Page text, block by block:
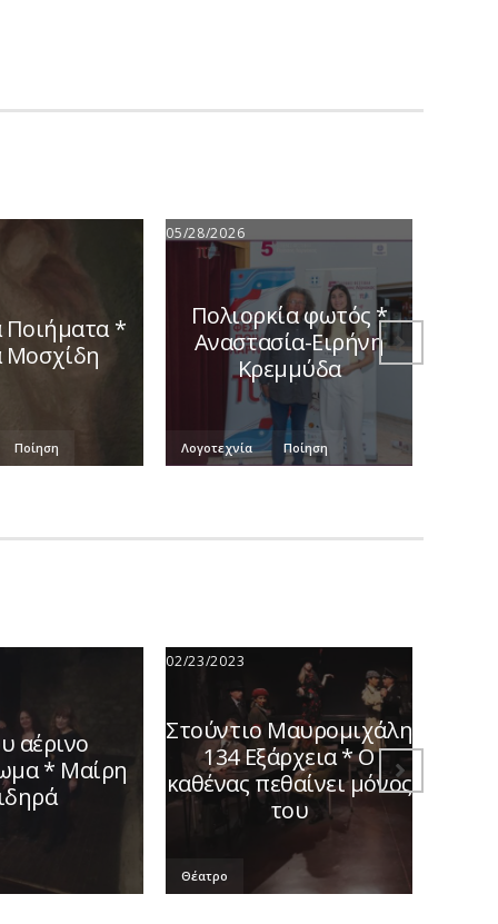
Ποιήματα *
Μοσχίδη
Ποίηση
05/28/2026
Πολιορκία φωτός *
Αναστασία-Ειρήνη
Κρεμμύδα
Λογοτεχνία Ποίηση
αέρινο
* Μαίρη
02/23/2023
Στούντιο Μαυρομιχάλη
134 Εξάρχεια * Ο
καθένας πεθαίνει μόνος
του
Θέατρο